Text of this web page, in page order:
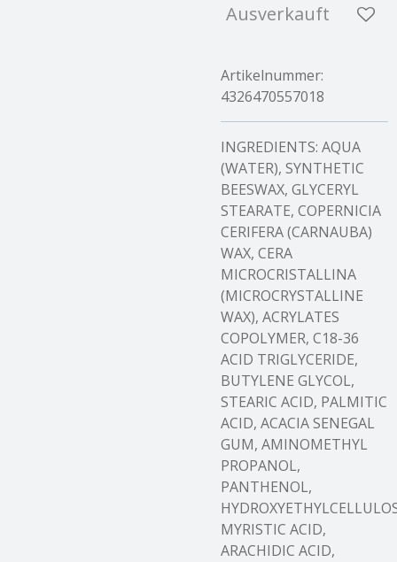
Ausverkauft
Artikelnummer:
4326470557018
INGREDIENTS: AQUA
(WATER), SYNTHETIC
BEESWAX, GLYCERYL
STEARATE, COPERNICIA
CERIFERA (CARNAUBA)
WAX, CERA
MICROCRISTALLINA
(MICROCRYSTALLINE
WAX), ACRYLATES
COPOLYMER, C18-36
ACID TRIGLYCERIDE,
BUTYLENE GLYCOL,
STEARIC ACID, PALMITIC
ACID, ACACIA SENEGAL
GUM, AMINOMETHYL
PROPANOL,
PANTHENOL,
MYRISTIC ACID,
ARACHIDIC ACID,